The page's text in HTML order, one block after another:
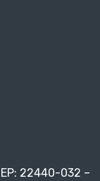
22440-032 –